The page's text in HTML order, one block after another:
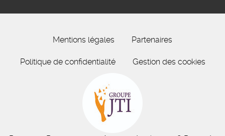
Mentions légales Partenaires
Politique de confidentialité Gestion des cookies